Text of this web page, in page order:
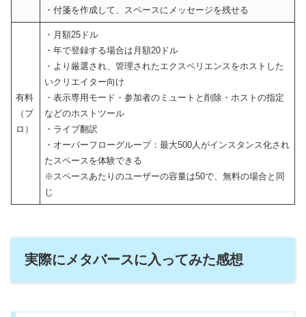
・付箋を作成して、スペースにメッセージを残せる
有料
（プ
ロ）
・月額25ドル
・年で登録する場合は月額20ドル
・より厳選され、管理されたエクスペリエンスをホストした
いクリエイター向け
・表示専用モード・参加者のミュートと削除・ホストの指定
などのホストツール
・ライブ翻訳
・オーバーフローグループ：最大500人がインスタンス化され
たスペースを体験できる
※スペースあたりのユーザーの容量は50で、無料の場合と同
じ
実際にメタバースに入ってみた感想